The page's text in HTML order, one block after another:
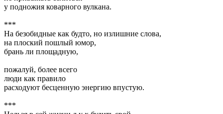
у подножия коварного вулкана.
***
На безобидные как будто, но излишние слова,
на плоский пошлый юмор,
брань ли площадную,
пожалуй, более всего
люди как правило
расходуют бесценную энергию впустую.
***